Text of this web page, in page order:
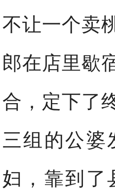
不让一个卖
郎在店里歇
合，定下了
三组的公婆
妇，靠到了